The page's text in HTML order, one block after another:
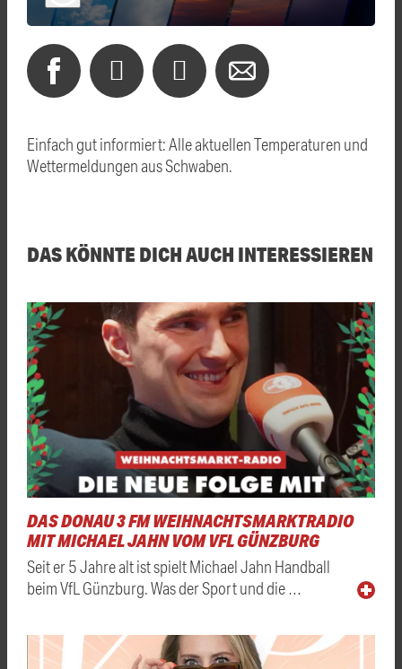
Einfach gut informiert: Alle aktuellen Temperaturen und
Wettermeldungen aus Schwaben.
DAS KÖNNTE DICH AUCH INTERESSIEREN
DAS DONAU 3 FM WEIHNACHTSMARKTRADIO
MIT MICHAEL JAHN VOM VFL GÜNZBURG
Seit er 5 Jahre alt ist spielt Michael Jahn Handball
beim VfL Günzburg. Was der Sport und die …